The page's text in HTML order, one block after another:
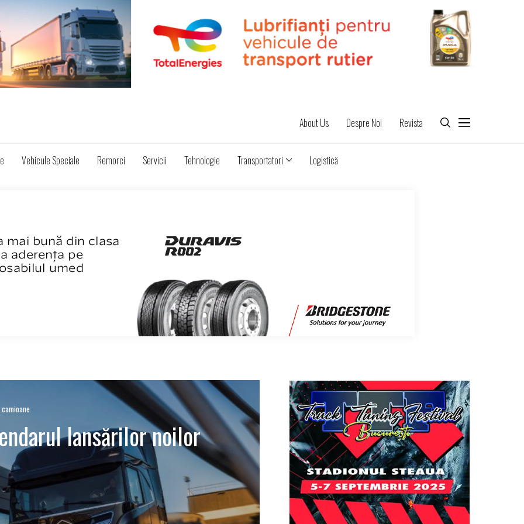
About Us Despre Noi Revista
Vehicule Speciale Remorci Servicii Tehnologie Transportatori Logistică
lansărilor noilor